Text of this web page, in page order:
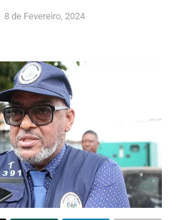
8 de Fevereiro, 2024